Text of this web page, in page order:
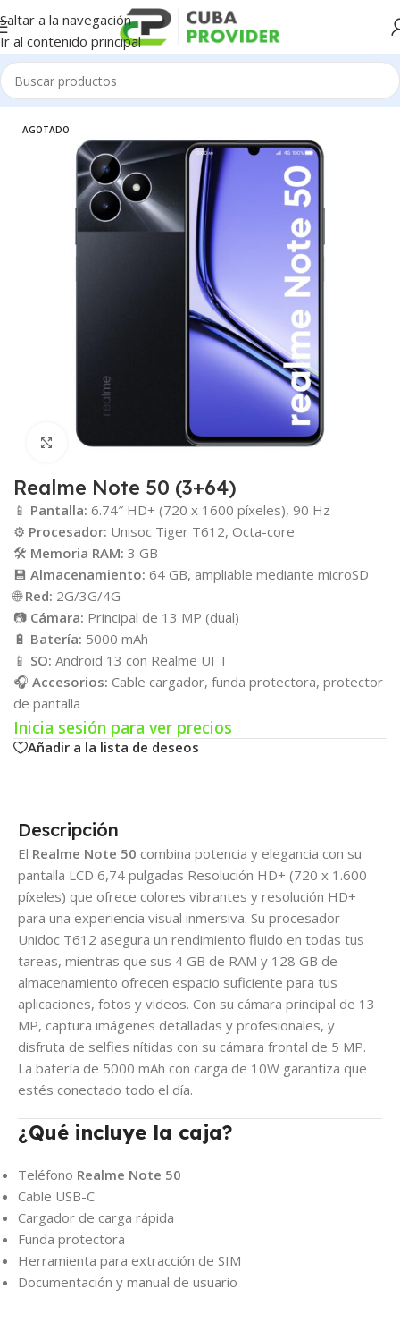
Saltar a la navegación
Ir al contenido principal
Inicio/Celulares/Realme
AGOTADO
Click para agrandar
Realme Note 50 (3+64)
📱 Pantalla: 6.74″ HD+ (720 x 1600 píxeles), 90 Hz
⚙️ Procesador: Unisoc Tiger T612, Octa-core
🛠️ Memoria RAM: 3 GB
💾 Almacenamiento: 64 GB, ampliable mediante microSD
🌐Red: 2G/3G/4G
📷 Cámara: Principal de 13 MP (dual)
🔋 Batería: 5000 mAh
📱 SO: Android 13 con Realme UI T
🎧 Accesorios: Cable cargador, funda protectora, protector
de pantalla
Inicia sesión para ver precios
Añadir a la lista de deseos
Descripción
El Realme Note 50 combina potencia y elegancia con su
pantalla LCD 6,74 pulgadas Resolución HD+ (720 x 1.600
píxeles) que ofrece colores vibrantes y resolución HD+
para una experiencia visual inmersiva. Su procesador
Unidoc T612 asegura un rendimiento fluido en todas tus
tareas, mientras que sus 4 GB de RAM y 128 GB de
almacenamiento ofrecen espacio suficiente para tus
aplicaciones, fotos y videos. Con su cámara principal de 13
MP, captura imágenes detalladas y profesionales, y
disfruta de selfies nítidas con su cámara frontal de 5 MP.
La batería de 5000 mAh con carga de 10W garantiza que
estés conectado todo el día.
¿Qué incluye la caja?
Teléfono Realme Note 50
Cable USB-C
Cargador de carga rápida
Funda protectora
Herramienta para extracción de SIM
Documentación y manual de usuario